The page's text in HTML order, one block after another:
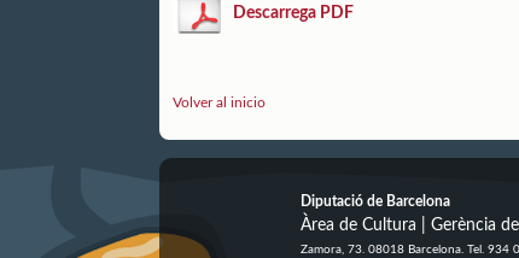
Descarrega PDF
Volver al inicio
Diputació de Barcelona
Àrea de Cultura | Gerència
Zamora, 73. 08018 Barcelona. Tel. 934